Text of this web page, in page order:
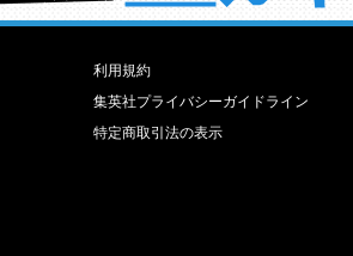
才能溢れる投稿作が読み放題！ ジャンプル
利用規約
集英社プライバシーガイドライン
特定商取引法の表示